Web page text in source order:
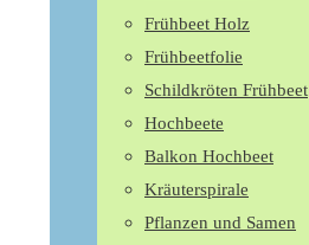
Frühbeet Holz
Frühbeetfolie
Schildkröten Frühbeet
Hochbeete
Balkon Hochbeet
Kräuterspirale
Pflanzen und Samen